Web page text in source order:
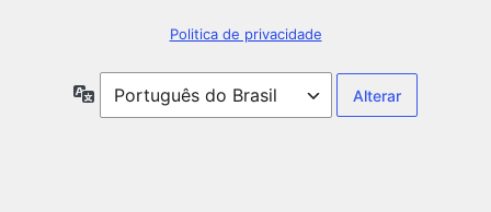
Politica de privacidade
Idioma